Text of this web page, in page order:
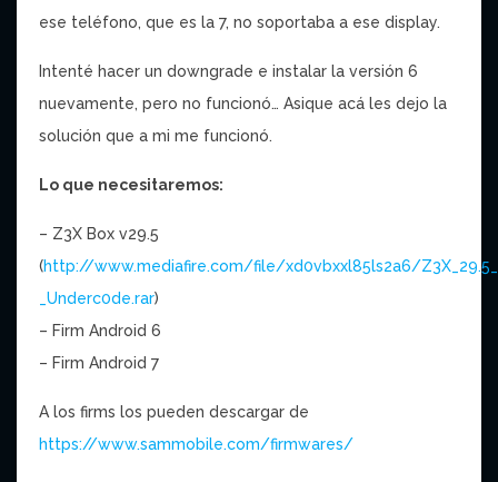
ese teléfono, que es la 7, no soportaba a ese display.
Intenté hacer un downgrade e instalar la versión 6
nuevamente, pero no funcionó… Asique acá les dejo la
solución que a mi me funcionó.
Lo que necesitaremos:
– Z3X Box v29.5
(http://www.mediafire.com/file/xd0vbxxl85ls2a6/
_Underc0de.rar)
– Firm Android 6
– Firm Android 7
A los firms los pueden descargar de
https://www.sammobile.com/firmwares/